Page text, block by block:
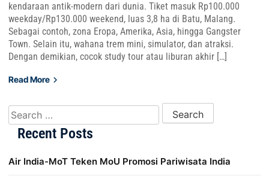
kendaraan antik-modern dari dunia. Tiket masuk Rp100.000
weekday/Rp130.000 weekend, luas 3,8 ha di Batu, Malang.
Sebagai contoh, zona Eropa, Amerika, Asia, hingga Gangster
Town. Selain itu, wahana trem mini, simulator, dan atraksi.
Dengan demikian, cocok study tour atau liburan akhir […]
Read More
Search for:
Recent Posts
Air India-MoT Teken MoU Promosi Pariwisata India